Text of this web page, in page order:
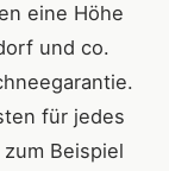
eine Höhe
und co.
für jedes
Beispiel